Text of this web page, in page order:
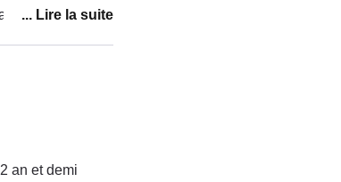
10 ans
an et demi